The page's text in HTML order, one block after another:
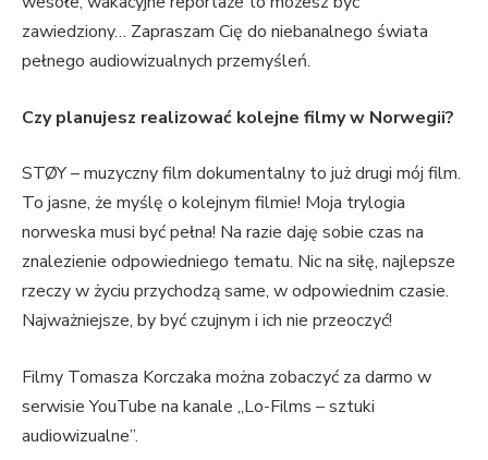
zawiedziony… Zapraszam Cię do niebanalnego świata
pełnego audiowizualnych przemyśleń.
Czy planujesz realizować kolejne filmy w Norwegii?
STØY – muzyczny film dokumentalny to już drugi mój film.
To jasne, że myślę o kolejnym filmie! Moja trylogia
norweska musi być pełna! Na razie daję sobie czas na
znalezienie odpowiedniego tematu. Nic na siłę, najlepsze
rzeczy w życiu przychodzą same, w odpowiednim czasie.
Najważniejsze, by być czujnym i ich nie przeoczyć!
Filmy Tomasza Korczaka można zobaczyć za darmo w
serwisie YouTube na kanale „Lo-Films – sztuki
audiowizualne”.